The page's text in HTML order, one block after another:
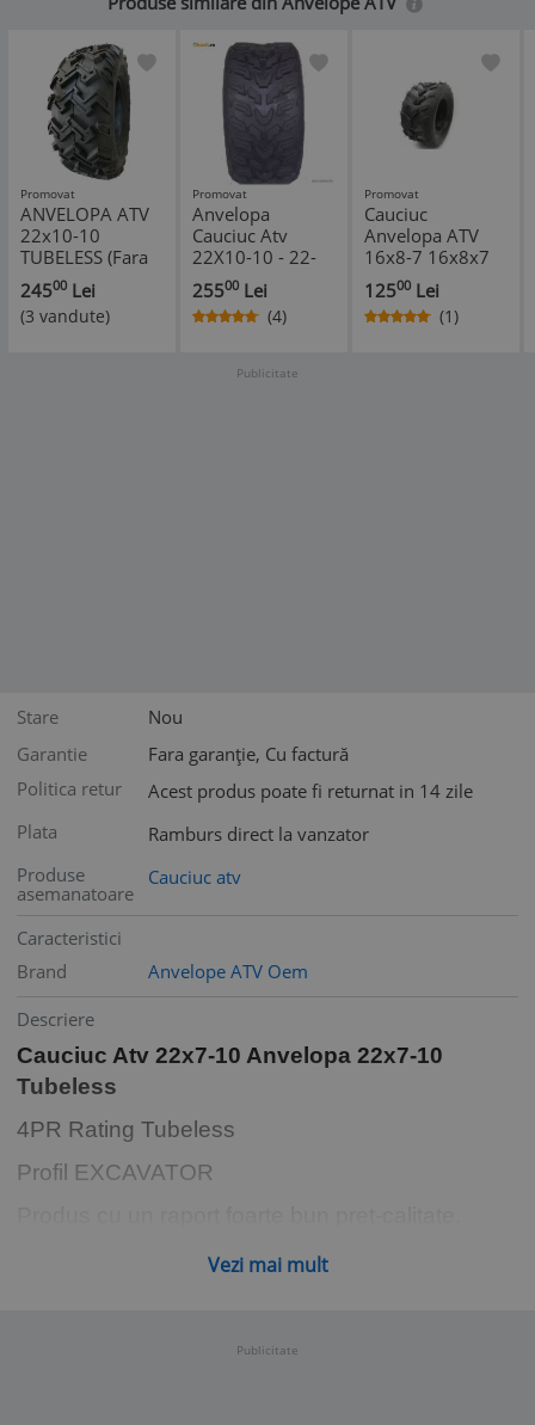
Promovat
ANVELOPA ATV
22x10-10
TUBELESS (Fara
Camera) 4PR
Profil Excavator
Off Road ATV
24500 Lei
(3 vandute)
Promovat
Anvelopa
Cauciuc Atv
22X10-10 - 22-
10-10 - 22 10 10
NOU
25500 Lei
(4)
Promovat
Cauciuc
Anvelopa ATV
16x8-7 16x8x7
16 8 7 Noua
12500 Lei
(1)
Publicitate
Stare
Nou
Garantie
Fara garanție, Cu factură
Politica retur
Acest produs poate fi returnat in 14 zile
Plata
Ramburs direct la vanzator
Produse
asemanatoare
Cauciuc atv
Caracteristici
Brand
Anvelope ATV Oem
Descriere
Cauciuc Atv 22x7-10 Anvelopa 22x7-10
Tubeless
4PR Rating Tubeless
Profil EXCAVATOR
Profilt bun pentru orice tip de teren, fiind
Vezi mai mult
Publicitate